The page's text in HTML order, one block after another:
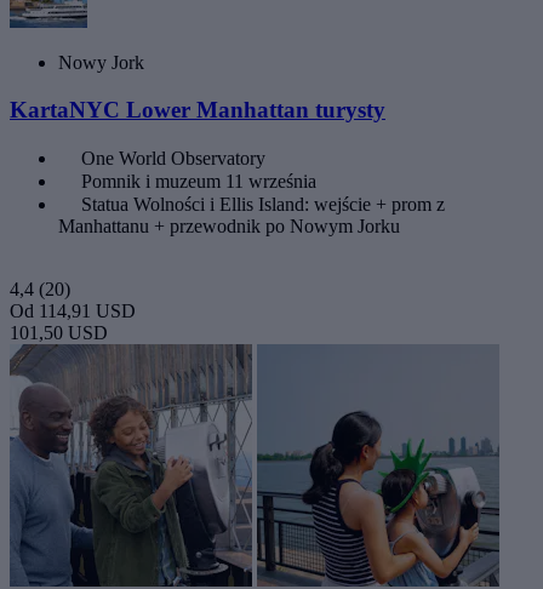
Nowy Jork
KartaNYC Lower Manhattan turysty
One World Observatory
Pomnik i muzeum 11 września
Statua Wolności i Ellis Island: wejście + prom z
Manhattanu + przewodnik po Nowym Jorku
4,4 (20)
Od 114,91 USD
101,50 USD